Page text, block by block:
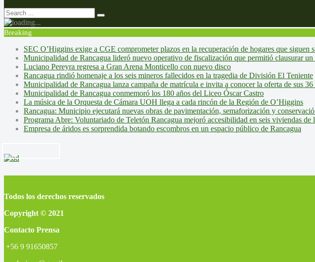
Breaking
SEC O’Higgins exige a CGE comprometer plazos en la recuperación de hogares que siguen
Municipalidad de Rancagua lideró nuevo operativo de fiscalización que permitió clausurar un
Luciano Pereyra regresa a Gran Arena Monticello con nuevo disco
Rancagua rindió homenaje a los seis mineros fallecidos en la tragedia de División El Teniente
Municipalidad de Rancagua lanza campaña de matrícula e invita a conocer la oferta de sus
Municipalidad de Rancagua conmemoró los 180 años del Liceo Óscar Castro
La música de la Orquesta de Cámara UOH llega a cada rincón de la Región de O’Higgins
Rancagua: Municipio ejecutará nuevas obras de pavimentación, semaforización y
Programa Abre: Voluntariado de Teletón Rancagua mejoró accesibilidad en seis viviendas de
Empresa de áridos es sorprendida botando escombros en un espacio público de Rancagua
Todos los derechos reservados
Copyright © 2021
Contacto Prensa
+56 9 91650857